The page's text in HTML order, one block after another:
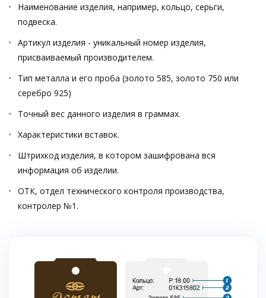
Наименование изделия, например, кольцо, серьги,
подвеска.
Артикул изделия - уникальный номер изделия,
присваиваемый производителем.
Тип металла и его проба (золото 585, золото 750 или
серебро 925)
Точный вес данного изделия в граммах.
Характеристики вставок.
Штрихкод изделия, в котором зашифрована вся
информация об изделии.
ОТК, отдел технического контроля производства,
контролер №1.